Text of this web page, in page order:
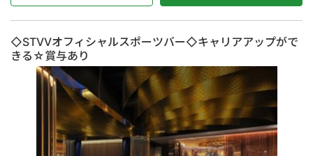
◇STVVオフィシャルスポーツバー◇キャリアアップがで
きる☆賞与あり